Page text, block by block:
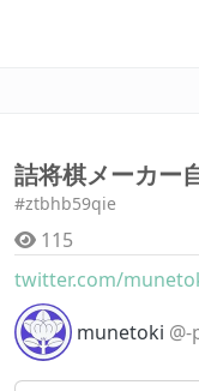
詰将棋メーカー
#ztbhb59qie
115
twitter.com/
munetoki